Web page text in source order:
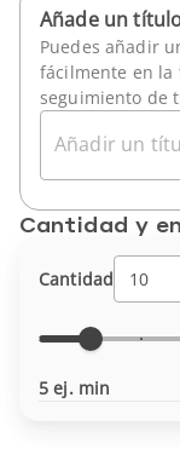
Añade un
Puedes añadir
fácilmente en la
seguimiento de
Añadir un
Cantidad y
Cantidad
5 ej. min